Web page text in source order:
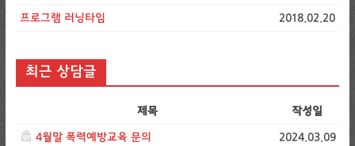
프로그램 러닝타임 2018.02.20
최근 상담글
제목 작성일
4월말 폭력예방교육 문의 2024.03.09